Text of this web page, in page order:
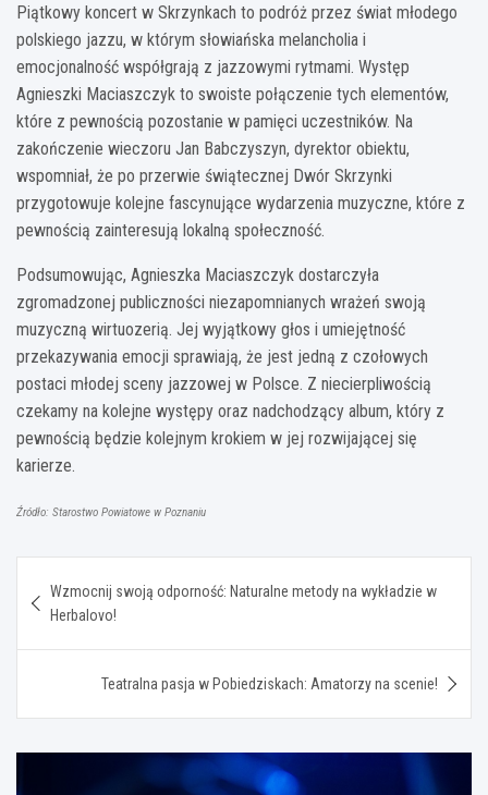
Piątkowy koncert w Skrzynkach to podróż przez świat młodego
polskiego jazzu, w którym słowiańska melancholia i
emocjonalność współgrają z jazzowymi rytmami. Występ
Agnieszki Maciaszczyk to swoiste połączenie tych elementów,
które z pewnością pozostanie w pamięci uczestników. Na
zakończenie wieczoru Jan Babczyszyn, dyrektor obiektu,
wspomniał, że po przerwie świątecznej Dwór Skrzynki
przygotowuje kolejne fascynujące wydarzenia muzyczne, które z
pewnością zainteresują lokalną społeczność.
Podsumowując, Agnieszka Maciaszczyk dostarczyła
zgromadzonej publiczności niezapomnianych wrażeń swoją
muzyczną wirtuozerią. Jej wyjątkowy głos i umiejętność
przekazywania emocji sprawiają, że jest jedną z czołowych
postaci młodej sceny jazzowej w Polsce. Z niecierpliwością
czekamy na kolejne występy oraz nadchodzący album, który z
pewnością będzie kolejnym krokiem w jej rozwijającej się
karierze.
Źródło: Starostwo Powiatowe w Poznaniu
wpisu
Wzmocnij swoją odporność: Naturalne metody na wykładzie w
Herbalovo!
Teatralna pasja w Pobiedziskach: Amatorzy na scenie!